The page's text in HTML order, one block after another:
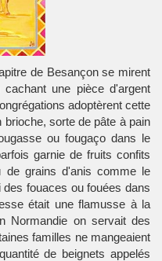
de Besançon se mirent
une pièce d'argent
adoptèrent cette
sorte de pâte à pain
ou fougaço dans le
garnie de fruits confits
de grains d'anis comme le
fouaces ou fouées dans
était une flamusse à la
Normandie on servait des
familles ne mangeaient
de beignets appelés